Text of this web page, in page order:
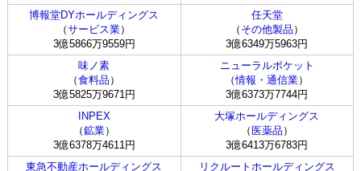
博報堂DYホールディングス
（サービス業）
3億5866万9559円
任天堂
（ その他製品 ）
3億6349万5963円
味ノ素
（食料品 ）
3億5825万9671円
ニューラルポケット
（情報・通信業）
3億6373万7744円
INPEX
（鉱業）
3億6378万4611円
大塚ホールディングス
（ 医薬品 ）
3億6413万6783円
東急不動産ホールディングス
リクルートホールディングス